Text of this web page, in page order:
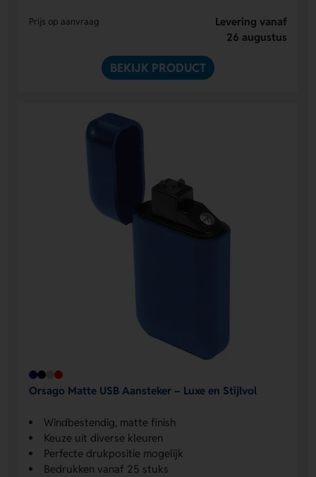
Prijs op aanvraag
Levering vanaf
26 augustus
BEKIJK PRODUCT
Orsago Matte USB Aansteker – Luxe en Stijlvol
Windbestendig, matte finish
Keuze uit diverse kleuren
Perfecte drukpositie mogelijk
Bedrukken vanaf 25 stuks